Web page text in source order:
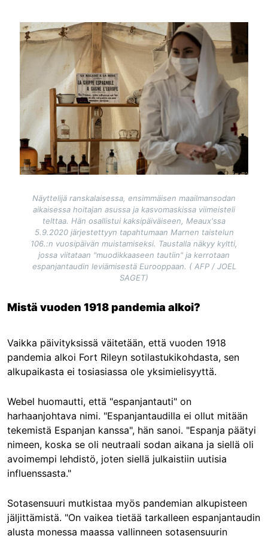
Image
Näyttelijä ranskalaisessa, ensimmäisen maailmansodan
aikaisessa hoitajan asussa ja kasvomaskissa viimeisteli
telttaa. Hän osallistui kaksipäiväiseen, Meaux'ssa
5.9.2020 järjestettyyn tapahtumaan Marnen taistelun
106.:n vuosipäivän muistamiseksi. Taustalla näkyy kyltti,
jossa viitataan "muodikkaaseen tautiin" ja kerrotaan
espanjantaudin leviämisestä Eurooppaan. ( AFP / JOEL
SAGET)
Mistä vuoden 1918 pandemia alkoi?
Vaikka päivityksissä väitetään, että vuoden 1918
pandemia alkoi Fort Rileyn sotilastukikohdasta, sen
alkupaikasta ei tosiasiassa ole yksimielisyyttä.
Webel huomautti, että "espanjantauti" on
harhaanjohtava nimi. "Espanjantaudilla ei ollut mitään
tekemistä Espanjan kanssa", hän sanoi. "Espanja päätyi
nimeen, koska se oli neutraali sodan aikana ja siellä oli
avoimempi lehdistö, joten siellä julkaistiin uutisia
influenssasta."
Sotasensuuri mutkistaa myös pandemian alkupisteen
jäljittämistä. "On vaikea tietää tarkalleen espanjantaudin
alusta monessa maassa vallinneen sotasensuurin